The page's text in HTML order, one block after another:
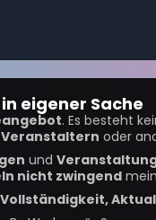
eigener Sache
. Es besteht
Veranstaltern oder
und
nicht zwingend